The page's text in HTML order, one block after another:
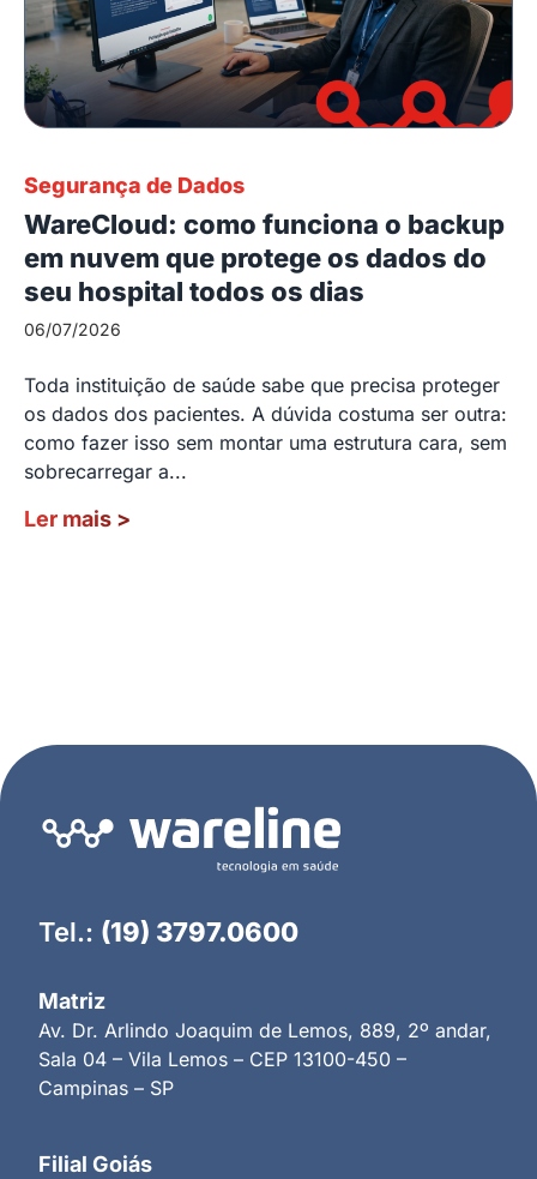
Segurança de Dados
WareCloud: como funciona o backup
em nuvem que protege os dados do
seu hospital todos os dias
06/07/2026
Toda instituição de saúde sabe que precisa proteger
os dados dos pacientes. A dúvida costuma ser outra:
como fazer isso sem montar uma estrutura cara, sem
sobrecarregar a...
Ler mais >
Tel.: (19) 3797.0600
Matriz
Av. Dr. Arlindo Joaquim de Lemos, 889, 2º andar,
Sala 04 – Vila Lemos – CEP 13100-450 –
Campinas – SP
Filial Goiás